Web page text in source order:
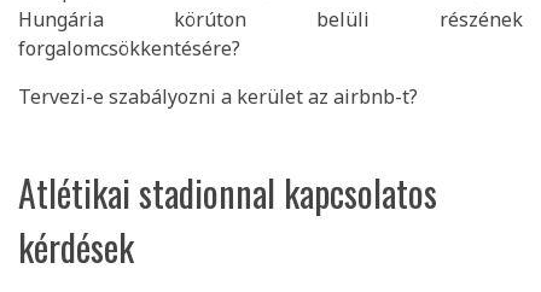
Hungária körúton belüli részének
forgalomcsökkentésére?
Tervezi-e szabályozni a kerület az airbnb-t?
Atlétikai stadionnal kapcsolatos
kérdések